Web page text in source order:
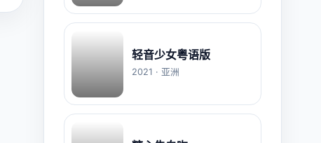
轻音少女粤语版
2021 · 亚洲